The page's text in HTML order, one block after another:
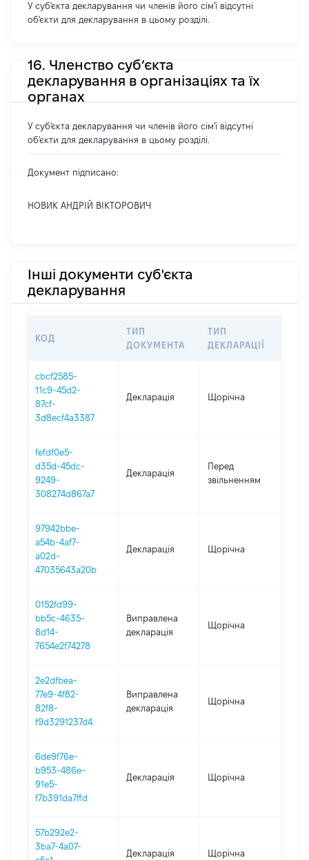
У суб'єкта декларування чи членів його сім'ї відсутні
об'єкти для декларування в цьому розділі.
16. Членство суб’єкта
декларування в організаціях та їх
органах
У суб'єкта декларування чи членів його сім'ї відсутні
об'єкти для декларування в цьому розділі.
Документ підписано:
НОВИК АНДРІЙ ВІКТОРОВИЧ
Інші документи суб'єкта
декларування
КОД
ТИП
ДОКУМЕНТА
ТИП
ДЕКЛАРАЦІЇ
cbcf2585-
11c9-45d2-
87cf-
3d8ecf4a3387
Декларація Щорічна
fefdf0e5-
d35d-45dc-
9249-
308274d867a7
Декларація
Перед
звільненням
97942bbe-
a54b-4af7-
a02d-
47035643a20b
Декларація Щорічна
0152fd99-
bb5c-4635-
8d14-
7654e2f74278
Виправлена
декларація
Щорічна
2e2dfbea-
77e9-4f82-
82f8-
f9d3291237d4
Виправлена
декларація
Щорічна
6de9f76e-
b953-486e-
91e5-
f7b391da7ffd
Декларація Щорічна
57b292e2-
3ba7-4a07-
Декларація Щорічна